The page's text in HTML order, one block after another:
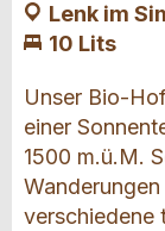
Lenk im
10 Lits
Unser Bio-
einer
1500 m.ü.M.
verschiedene